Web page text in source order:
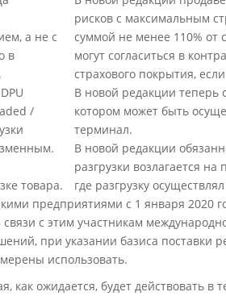
а не с
в
рисков с максимальным
суммой не менее 110% от
могут согласиться в
страхового покрытия,
/
В новой редакции теперь
котором может быть
терминал.
товара.
В новой редакции
разгрузки возлагается
где разгрузку
предприятиями с 1 января 2020
с этим участникам
при указании базиса поставки
использовать.
как ожидается, будет действовать в